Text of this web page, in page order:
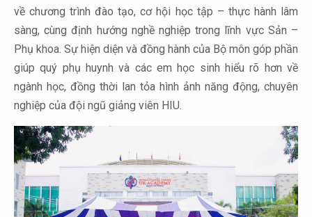
về chương trình đào tạo, cơ hội học tập – thực hành lâm
sàng, cùng định hướng nghề nghiệp trong lĩnh vực Sản –
Phụ khoa. Sự hiện diện và đồng hành của Bộ môn góp phần
giúp quý phụ huynh và các em học sinh hiểu rõ hơn về
ngành học, đồng thời lan tỏa hình ảnh năng động, chuyên
nghiệp của đội ngũ giảng viên HIU.